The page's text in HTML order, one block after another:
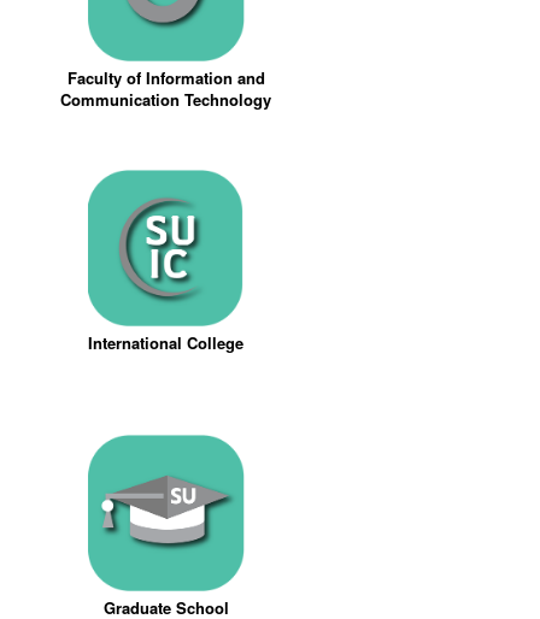
Faculty of Information and
Communication Technology
International College
Graduate School